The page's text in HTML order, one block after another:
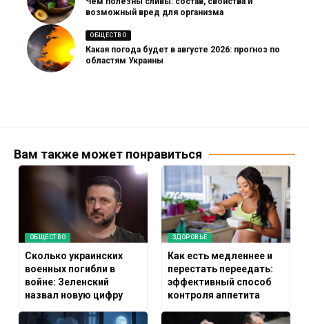
возможный вред для организма
ОБЩЕСТВО
Какая погода будет в августе 2026: прогноз по
областям Украины
Вам также может понравиться
ОБЩЕСТВО
Сколько украинских
военных погибли в
войне: Зеленский
назвал новую цифру
ЗДОРОВЬЕ
Как есть медленнее и
перестать переедать:
эффективный способ
контроля аппетита